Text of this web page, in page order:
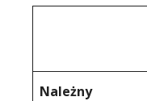
Należny